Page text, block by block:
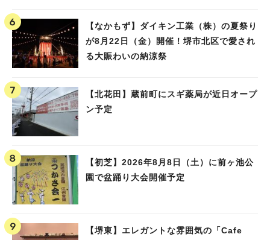
【なかもず】ダイキン工業（株）の夏祭り
が8月22日（金）開催！堺市北区で愛され
る大賑わいの納涼祭
【北花田】蔵前町にスギ薬局が近日オープ
ン予定
【初芝】2026年8月8日（土）に前ヶ池公
園で盆踊り大会開催予定
【堺東】エレガントな雰囲気の「Cafe